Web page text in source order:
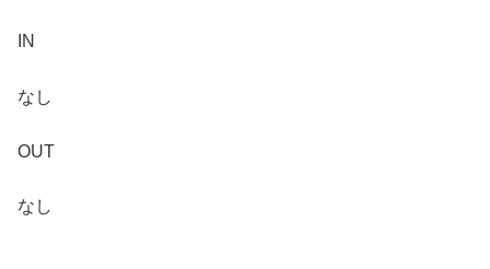
IN
なし
OUT
なし